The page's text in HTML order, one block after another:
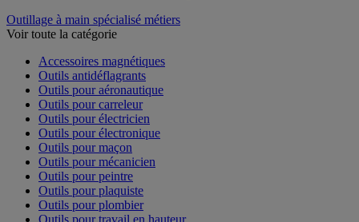
Outillage à main spécialisé métiers
Voir toute la catégorie
Accessoires magnétiques
Outils antidéflagrants
Outils pour aéronautique
Outils pour carreleur
Outils pour électricien
Outils pour électronique
Outils pour maçon
Outils pour mécanicien
Outils pour peintre
Outils pour plaquiste
Outils pour plombier
Outils pour travail en hauteur